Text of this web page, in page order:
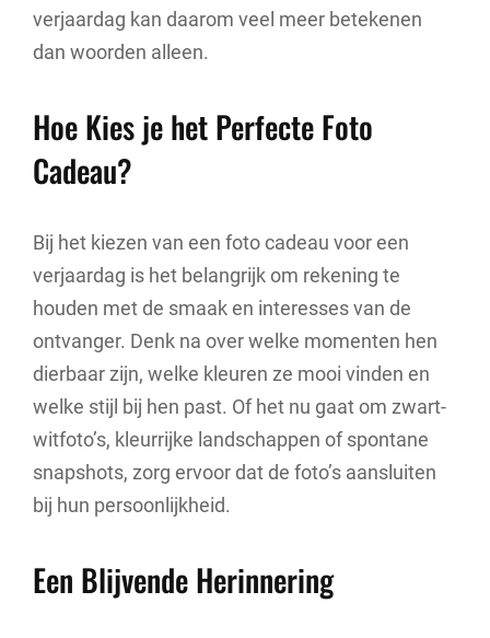
verjaardag kan daarom veel meer betekenen
dan woorden alleen.
Hoe Kies je het Perfecte Foto
Cadeau?
Bij het kiezen van een foto cadeau voor een
verjaardag is het belangrijk om rekening te
houden met de smaak en interesses van de
ontvanger. Denk na over welke momenten hen
dierbaar zijn, welke kleuren ze mooi vinden en
welke stijl bij hen past. Of het nu gaat om zwart-
witfoto’s, kleurrijke landschappen of spontane
snapshots, zorg ervoor dat de foto’s aansluiten
bij hun persoonlijkheid.
Een Blijvende Herinnering